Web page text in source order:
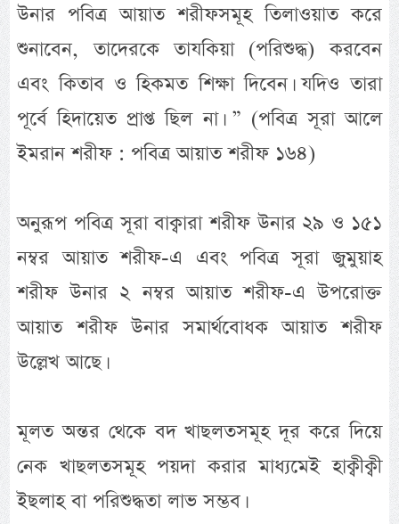
উনার পবিত্র আয়াত শরীফসমূহ তিলাওয়াত করে
শুনাবেন, তাদেরকে তাযকিয়া (পরিশুদ্ধ) করবেন
এবং কিতাব ও হিকমত শিক্ষা দিবেন। যদিও তারা
পূর্বে হিদায়েত প্রাপ্ত ছিল না। ” (পবিত্র সূরা আলে
ইমরান শরীফ : পবিত্র আয়াত শরীফ ১৬৪)
অনুরূপ পবিত্র সূরা বাক্বারা শরীফ উনার ২৯ ও ১৫১
নম্বর আয়াত শরীফ-এ এবং পবিত্র সূরা জুমুয়াহ
শরীফ উনার ২ নম্বর আয়াত শরীফ-এ উপরোক্ত
আয়াত শরীফ উনার সমার্থবোধক আয়াত শরীফ
উল্লেখ আছে।
মূলত অন্তর থেকে বদ খাছলতসমূহ দূর করে দিয়ে
নেক খাছলতসমূহ পয়দা করার মাধ্যমেই হাক্বীক্বী
ইছলাহ বা পরিশুদ্ধতা লাভ সম্ভব।